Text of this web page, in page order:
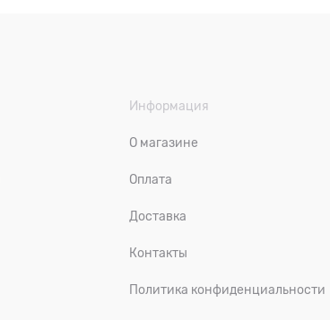
Информация
О магазине
Оплата
Доставка
Контакты
Политика конфиденциальности